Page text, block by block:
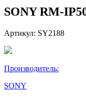
SONY RM-
Артикул: SY2188
Производитель:
SONY